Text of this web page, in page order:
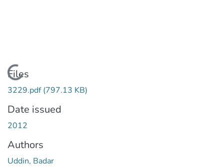
Loading...
Files
3229.pdf(797.13 KB)
Date issued
2012
Authors
Uddin, Badar